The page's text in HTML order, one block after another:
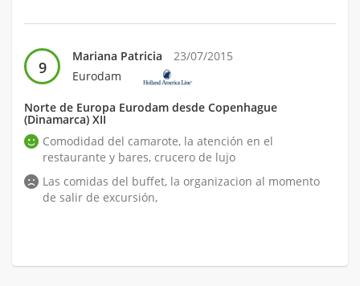
9
Mariana Patricia
23/07/2015
Eurodam
Norte de Europa Eurodam desde Copenhague
(Dinamarca) XII
Comodidad del camarote, la atención en el
restaurante y bares, crucero de lujo
Las comidas del buffet, la organizacion al momento
de salir de excursión,